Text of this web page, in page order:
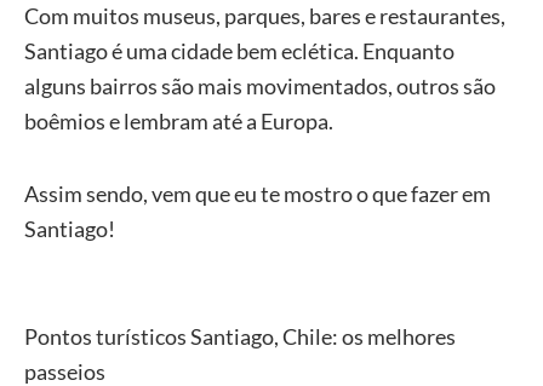
Com muitos museus, parques, bares e restaurantes,
Santiago é uma cidade bem eclética. Enquanto
alguns bairros são mais movimentados, outros são
boêmios e lembram até a Europa.
Assim sendo, vem que eu te mostro o que fazer em
Santiago!
Pontos turísticos Santiago, Chile: os melhores
passeios